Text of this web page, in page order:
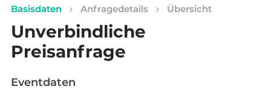
Basisdaten Anfragedetails Übersicht
Unverbindliche
Preisanfrage
Eventdaten